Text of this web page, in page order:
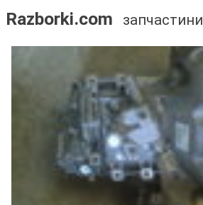
Razborki.com запчастини